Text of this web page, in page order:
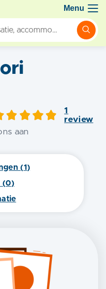
Menu
1
review
aan
(1)
(0)